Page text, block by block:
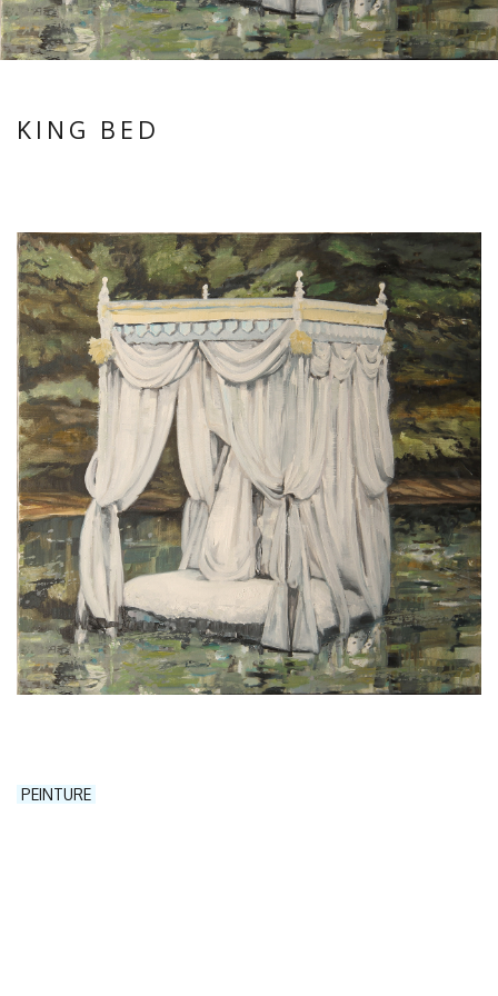
KING BED
PEINTURE